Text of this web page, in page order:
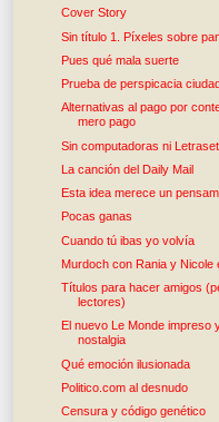
Cover Story
Sin título 1. Píxeles sobre
Pues qué mala suerte
Prueba de perspicacia
Alternativas al pago por
mero pago
Sin computadoras ni
La canción del Daily Mail
Esta idea merece un
Pocas ganas
Cuando tú ibas yo volvía
Murdoch con Rania y Nicole
Títulos para hacer amigos
lectores)
El nuevo Le Monde impreso
nostalgia
Qué emoción ilusionada
Politico.com al desnudo
Censura y código genético